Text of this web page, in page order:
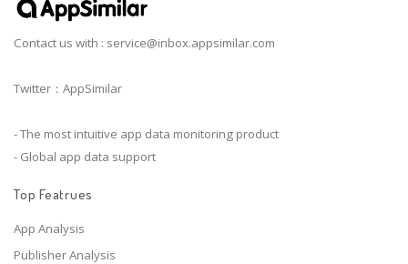
Contact us with : service@inbox.appsimilar.com
Twitter：AppSimilar
- The most intuitive app data monitoring product
- Global app data support
Top Featrues
App Analysis
Publisher Analysis